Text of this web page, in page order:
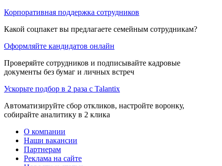
Корпоративная поддержка сотрудников
Какой соцпакет вы предлагаете семейным сотрудникам?
Оформляйте кандидатов онлайн
Проверяйте сотрудников и подписывайте кадровые
документы без бумаг и личных встреч
Ускорьте подбор в 2 раза с Talantix
Автоматизируйте сбор откликов, настройте воронку,
собирайте аналитику в 2 клика
О компании
Наши вакансии
Партнерам
Реклама на сайте